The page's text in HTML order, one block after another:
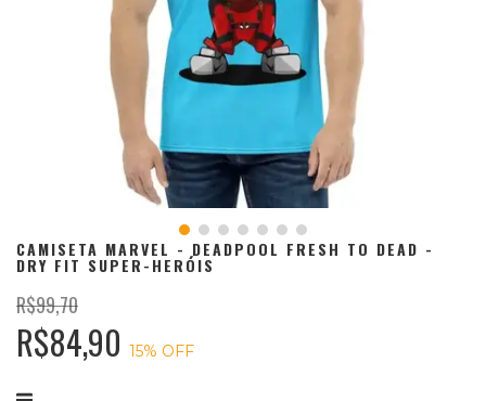
CAMISETA MARVEL - DEADPOOL FRESH TO DEAD -
DRY FIT SUPER-HERÓIS
R$99,70
R$84,90 15% OFF